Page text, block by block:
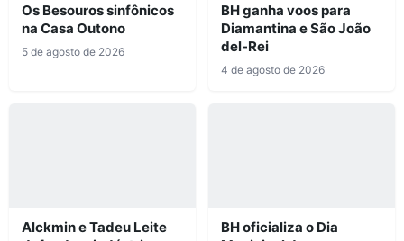
Os Besouros sinfônicos
na Casa Outono
5 de agosto de 2026
BH ganha voos para
Diamantina e São João
del-Rei
4 de agosto de 2026
Alckmin e Tadeu Leite
BH oficializa o Dia